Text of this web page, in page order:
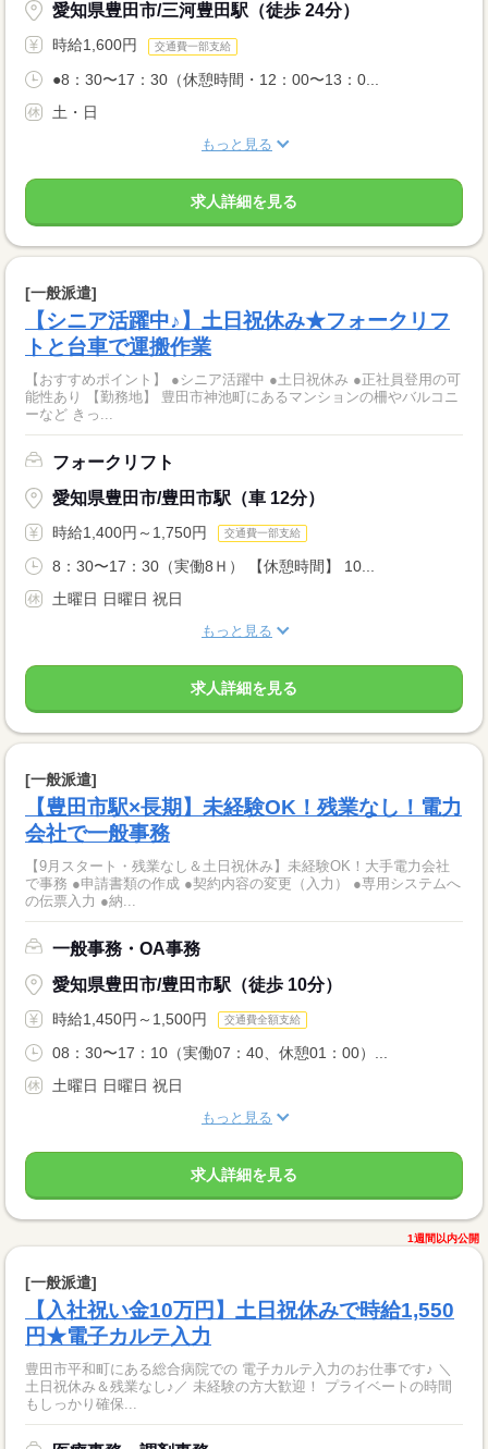
愛知県豊田市/三河豊田駅（徒歩 24分）
時給1,600円 交通費一部支給
●8：30〜17：30（休憩時間・12：00〜13：0...
土・日
もっと見る
求人詳細を見る
[一般派遣]
【シニア活躍中♪】土日祝休み★フォークリフ
トと台車で運搬作業
【おすすめポイント】 ●シニア活躍中 ●土日祝休み ●正社員登用の可
能性あり 【勤務地】 豊田市神池町にあるマンションの柵やバルコニ
ーなど きっ...
フォークリフト
愛知県豊田市/豊田市駅（車 12分）
時給1,400円～1,750円 交通費一部支給
8：30〜17：30（実働8Ｈ） 【休憩時間】 10...
土曜日 日曜日 祝日
もっと見る
求人詳細を見る
[一般派遣]
【豊田市駅×長期】未経験OK！残業なし！電力
会社で一般事務
【9月スタート・残業なし＆土日祝休み】未経験OK！大手電力会社
で事務 ●申請書類の作成 ●契約内容の変更（入力） ●専用システムへ
の伝票入力 ●納...
一般事務・OA事務
愛知県豊田市/豊田市駅（徒歩 10分）
時給1,450円～1,500円 交通費全額支給
08：30〜17：10（実働07：40、休憩01：00）...
土曜日 日曜日 祝日
もっと見る
求人詳細を見る
1週間以内公開
[一般派遣]
【入社祝い金10万円】土日祝休みで時給1,550
円★電子カルテ入力
豊田市平和町にある総合病院での 電子カルテ入力のお仕事です♪ ＼
土日祝休み＆残業なし♪／ 未経験の方大歓迎！ プライベートの時間
もしっかり確保...